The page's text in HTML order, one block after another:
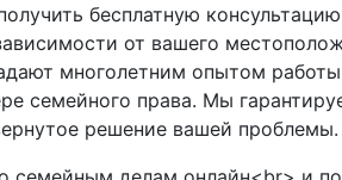
бесплатную консультацию
от вашего
многолетним опытом
семейного права. Мы
решение вашей проблемы.